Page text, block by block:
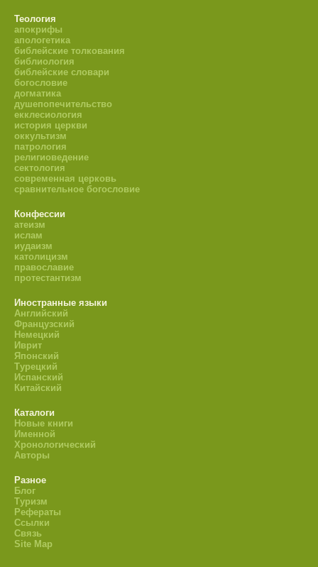
Теология
апокрифы
апологетика
библейские толкования
библиология
библейские словари
богословие
догматика
душепопечительство
екклесиология
история церкви
оккультизм
патрология
религиоведение
сектология
современная церковь
сравнительное богословие
Конфессии
атеизм
ислам
иудаизм
католицизм
православие
протестантизм
Иностранные языки
Английский
Французский
Немецкий
Иврит
Японский
Турецкий
Испанский
Китайский
Каталоги
Новые книги
Именной
Хронологический
Авторы
Разное
Блог
Туризм
Рефераты
Ссылки
Связь
Site Map